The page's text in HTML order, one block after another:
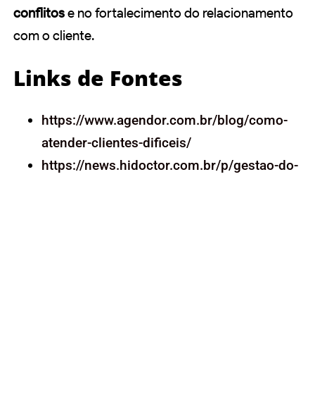
conflitose no fortalecimento do relacionamento
com o cliente.
Links de Fontes
https://www.agendor.com.br/blog/como-
atender-clientes-dificeis/
https://news.hidoctor.com.br/p/gestao-do-